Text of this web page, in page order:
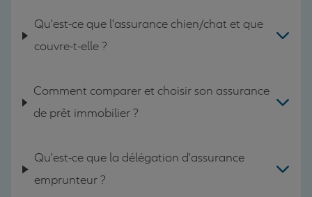
Qu'est-ce que l'assurance chien/chat et que
couvre-t-elle ?
Comment comparer et choisir son assurance
de prêt immobilier ?
Qu'est-ce que la délégation d'assurance
emprunteur ?